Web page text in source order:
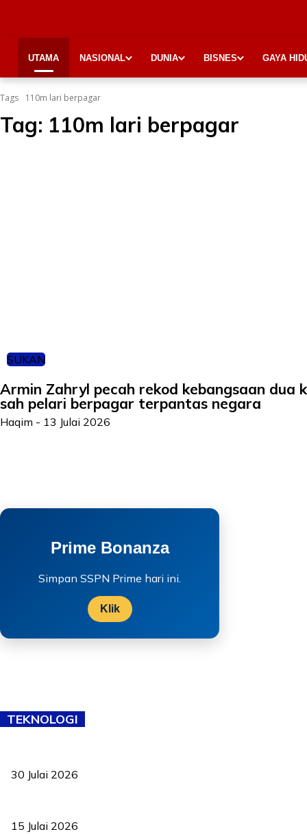
UTAMA NASIONAL DUNIA BISNES GAYA
Tags 110m lari berpagar
Tag: 110m lari berpagar
SUKAN
Armin Zahryl pecah rekod kebangsaan dua
sah pelari berpagar terpantas negara
Haqim - 13 Julai 2026
Prime Bonanza
Simpan SSPN Prime hari ini.
Klik
TEKNOLOGI
30 Julai 2026
15 Julai 2026